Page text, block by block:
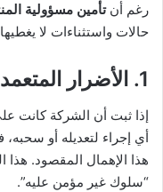
رغم أنتأمين مسؤولية
حالات واستثناءات لا
1. الأضرار المتعمدة
إذا ثبت أن الشركة كانت
أي إجراء لتعديله أو سحبه،
هذا الإهمال المقصود. هذا
“سلوك غير مؤمن عليه”.